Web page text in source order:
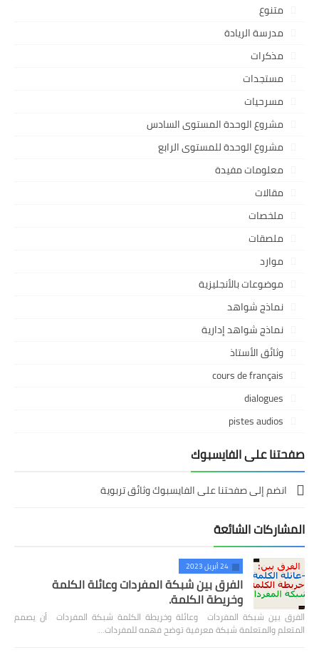
متنوع
مدرسة الريادة
مذكرات
مستجدات
مسرحيات
مشروع الوحدة المستوى السادس
مشروع الوحدة للمستوى الرابع
معلومات مفيدة
مقالات
ملخصات
ملصقات
موارد
موضوعات بالأنجليزية
نماذج شواهد
نماذج شواهد إدارية
وثائق الأستاذ
cours de français
dialogues
pistes audios
صفحتنا على الفايسبوك
انضم إلى صفحتنا على الفايسبوك وثائق تربوية
المشاركات الشائعة
24 أبريل 2023
الفرق بين شبكة المفردات وعائلة الكلمة
وخريطة الكلمة.
الفرق بين شبكة المفردات وعائلة وخريطة الكلمة شبكة المفردات أن يصمم
المتعلم والمتعلمة شبكة معرفية توضح فهمه للمفردات…